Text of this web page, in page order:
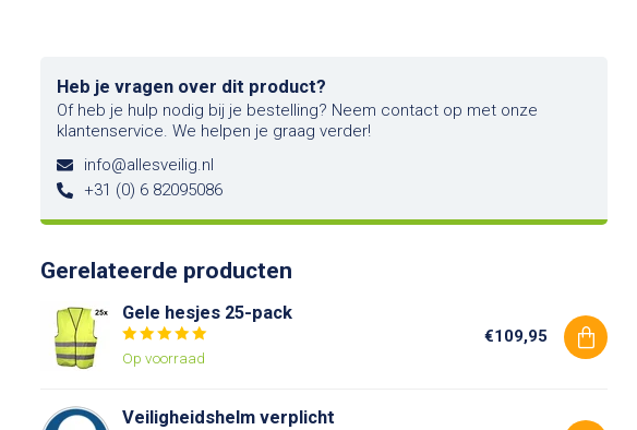
Heb je vragen over dit product?
Of heb je hulp nodig bij je bestelling? Neem contact op met onze
klantenservice. We helpen je graag verder!
info@allesveilig.nl
+31 (0) 6 82095086
Gerelateerde producten
Gele hesjes 25-pack
Op voorraad
€109,95
Veiligheidshelm verplicht